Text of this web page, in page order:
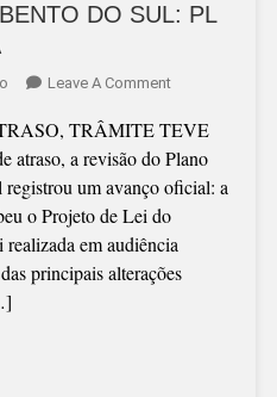
DO SUL: PL
Leave A CommentOn
DE
REVISÃO
DO
PLANO
DIRETOR
DE
TRÂMITE TEVE
atraso, a revisão do Plano
um avanço oficial: a
o Projeto de Lei do
em audiência
principais alterações